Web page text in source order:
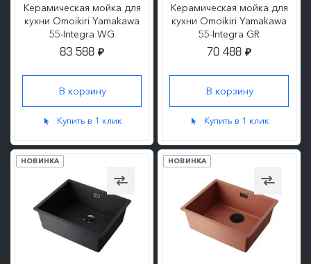
Керамическая мойка для
кухни Omoikiri Yamakawa
55-Integra WG
83 588 ₽
Купить в 1 клик
Керамическая мойка для
кухни Omoikiri Yamakawa
55-Integra GR
70 488 ₽
Купить в 1 клик
НОВИНКА
ПОДРОБНЕЕ
НОВИНКА
ПОДРОБНЕЕ